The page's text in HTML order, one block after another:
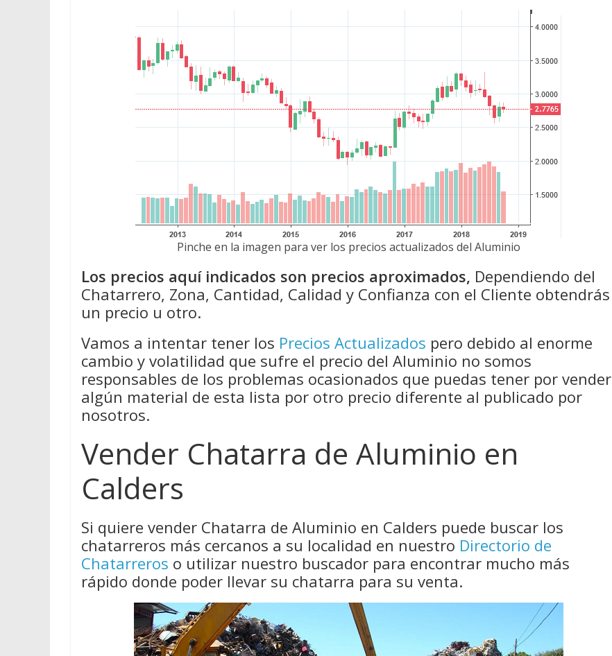
Pinche en la imagen para ver los precios actualizados del Aluminio
Los precios aquí indicados son precios aproximados, Dependiendo del
Chatarrero, Zona, Cantidad, Calidad y Confianza con el Cliente obtendrás
un precio u otro.
Vamos a intentar tener los Precios Actualizados pero debido al enorme
cambio y volatilidad que sufre el precio del Aluminio no somos
responsables de los problemas ocasionados que puedas tener por vender
algún material de esta lista por otro precio diferente al publicado por
nosotros.
Vender Chatarra de Aluminio en
Calders
Si quiere vender Chatarra de Aluminio en Calders puede buscar los
chatarreros más cercanos a su localidad en nuestro Directorio de
Chatarreros o utilizar nuestro buscador para encontrar mucho más
rápido donde poder llevar su chatarra para su venta.